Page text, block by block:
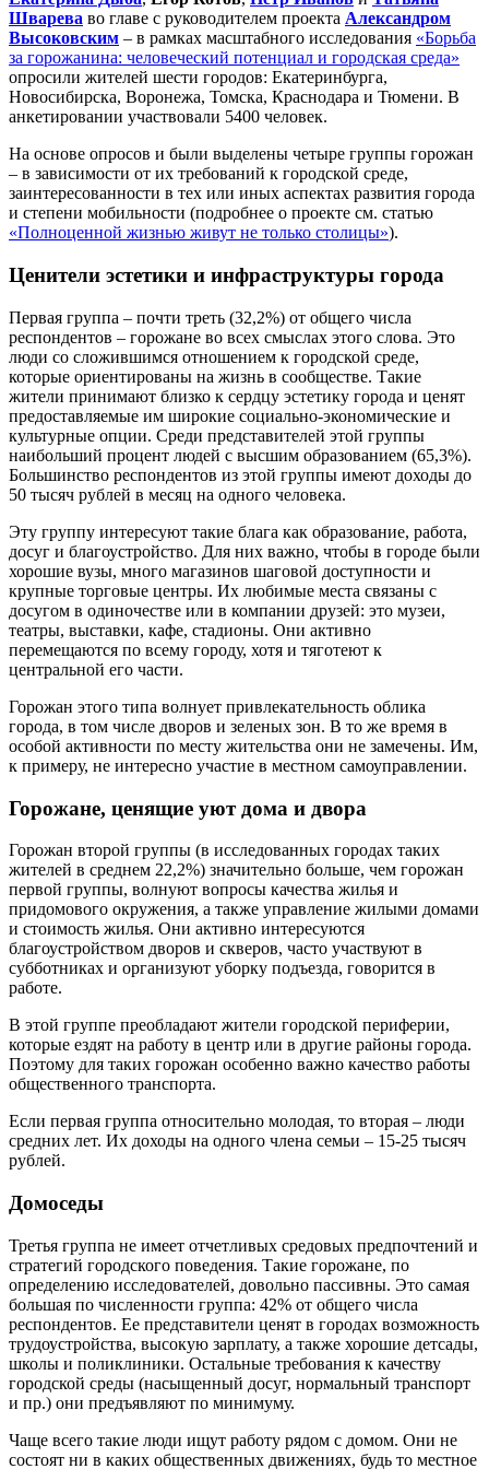
Шварева во главе с руководителем проекта Александром
Высоковским – в рамках масштабного исследования «Борьба
за горожанина: человеческий потенциал и городская среда»
опросили жителей шести городов: Екатеринбурга,
Новосибирска, Воронежа, Томска, Краснодара и Тюмени. В
анкетировании участвовали 5400 человек.
На основе опросов и были выделены четыре группы горожан
– в зависимости от их требований к городской среде,
заинтересованности в тех или иных аспектах развития города
и степени мобильности (подробнее о проекте см. статью
«Полноценной жизнью живут не только столицы»).
Ценители эстетики и инфраструктуры города
Первая группа – почти треть (32,2%) от общего числа
респондентов – горожане во всех смыслах этого слова. Это
люди со сложившимся отношением к городской среде,
которые ориентированы на жизнь в сообществе. Такие
жители принимают близко к сердцу эстетику города и ценят
предоставляемые им широкие социально-экономические и
культурные опции. Среди представителей этой группы
наибольший процент людей с высшим образованием (65,3%).
Большинство респондентов из этой группы имеют доходы до
50 тысяч рублей в месяц на одного человека.
Эту группу интересуют такие блага как образование, работа,
досуг и благоустройство. Для них важно, чтобы в городе были
хорошие вузы, много магазинов шаговой доступности и
крупные торговые центры. Их любимые места связаны с
досугом в одиночестве или в компании друзей: это музеи,
театры, выставки, кафе, стадионы. Они активно
перемещаются по всему городу, хотя и тяготеют к
центральной его части.
Горожан этого типа волнует привлекательность облика
города, в том числе дворов и зеленых зон. В то же время в
особой активности по месту жительства они не замечены. Им,
к примеру, не интересно участие в местном самоуправлении.
Горожане, ценящие уют дома и двора
Горожан второй группы (в исследованных городах таких
жителей в среднем 22,2%) значительно больше, чем горожан
первой группы, волнуют вопросы качества жилья и
придомового окружения, а также управление жилыми домами
и стоимость жилья. Они активно интересуются
благоустройством дворов и скверов, часто участвуют в
субботниках и организуют уборку подъезда, говорится в
работе.
В этой группе преобладают жители городской периферии,
которые ездят на работу в центр или в другие районы города.
Поэтому для таких горожан особенно важно качество работы
общественного транспорта.
Если первая группа относительно молодая, то вторая – люди
средних лет. Их доходы на одного члена семьи – 15-25 тысяч
рублей.
Домоседы
Третья группа не имеет отчетливых средовых предпочтений и
стратегий городского поведения. Такие горожане, по
определению исследователей, довольно пассивны. Это самая
большая по численности группа: 42% от общего числа
респондентов. Ее представители ценят в городах возможность
трудоустройства, высокую зарплату, а также хорошие детсады,
школы и поликлиники. Остальные требования к качеству
городской среды (насыщенный досуг, нормальный транспорт
и пр.) они предъявляют по минимуму.
Чаще всего такие люди ищут работу рядом с домом. Они не
состоят ни в каких общественных движениях, будь то местное